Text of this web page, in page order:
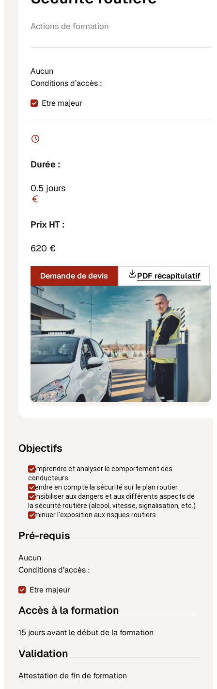
Actions de formation
Aucun
Conditions d’accès :
Etre majeur
Durée :
0.5 jours
Prix HT :
620 €
Demande de devis PDF récapitulatif
Objectifs
Comprendre et analyser le comportement des
conducteurs
Prendre en compte la sécurité sur le plan routier
Sensibiliser aux dangers et aux différents aspects de
la sécurité routière (alcool, vitesse, signalisation, etc.)
Diminuer l'exposition aux risques routiers
Pré-requis
Aucun
Conditions d’accès :
Etre majeur
Accès à la formation
15 jours avant le début de la formation
Validation
Attestation de fin de formation